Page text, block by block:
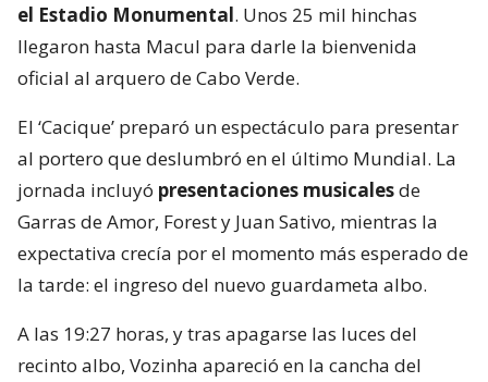
el Estadio Monumental. Unos 25 mil hinchas
llegaron hasta Macul para darle la bienvenida
oficial al arquero de Cabo Verde.
El ‘Cacique’ preparó un espectáculo para presentar
al portero que deslumbró en el último Mundial. La
jornada incluyó presentaciones musicalesde
Garras de Amor, Forest y Juan Sativo, mientras la
expectativa crecía por el momento más esperado de
la tarde: el ingreso del nuevo guardameta albo.
A las 19:27 horas, y tras apagarse las luces del
recinto albo, Vozinha apareció en la cancha del